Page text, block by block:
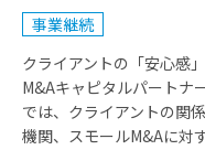
事業継続
クライアントの「安心感
M&Aキャピタルパート
では、クライアントの関
機関、スモールM&Aに対